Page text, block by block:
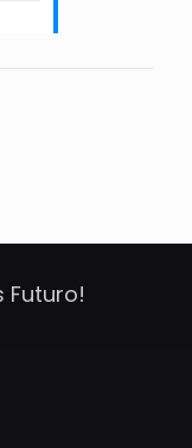
Futuro!